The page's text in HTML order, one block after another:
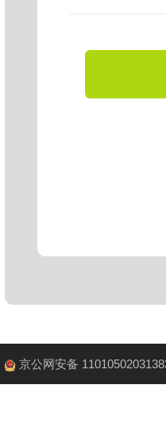
京公网安备